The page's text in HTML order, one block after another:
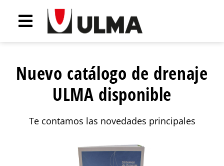
Nuevo catálogo de drenaje
ULMA disponible
Te contamos las novedades principales